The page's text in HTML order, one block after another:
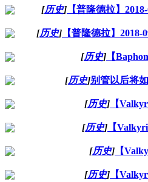
[历史] 【普隆德拉】
[历史] 【普隆德拉】
[历史] 【
[历史]别管以后将
[历史] 【
[历史] 【
[历史] 【
[历史] 【